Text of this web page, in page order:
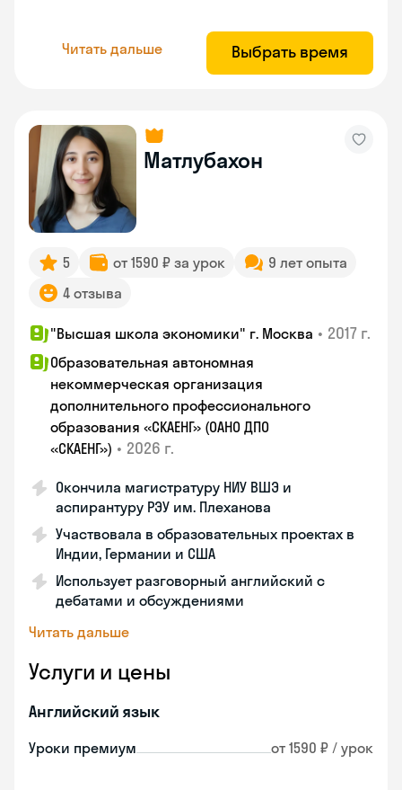
Читать дальше Выбрать время
Матлубахон
5 от 1590 ₽ за урок
9 лет опыта
4 отзыва
"Высшая школа экономики" г. Москва • 2017 г.
Образовательная автономная
некоммерческая организация
дополнительного профессионального
образования «СКАЕНГ» (ОАНО ДПО
«СКАЕНГ») • 2026 г.
Окончила магистратуру НИУ ВШЭ и
аспирантуру РЭУ им. Плеханова
Участвовала в образовательных проектах в
Индии, Германии и США
Использует разговорный английский с
дебатами и обсуждениями
Читать дальше
Услуги и цены
Английский язык
Уроки премиум от 1590 ₽ / урок